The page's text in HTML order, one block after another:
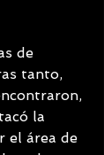
de
tanto,
la
el área de